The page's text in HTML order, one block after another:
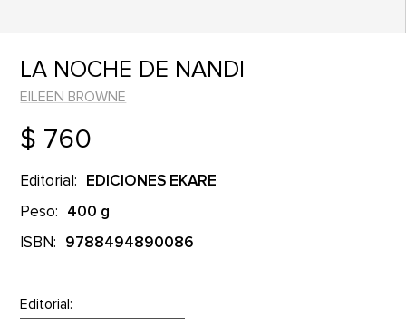
LA NOCHE DE NANDI
EILEEN BROWNE
$ 760
Editorial: EDICIONES EKARE
Peso: 400 g
ISBN: 9788494890086
Editorial: